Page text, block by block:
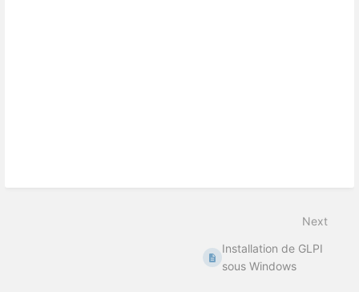
Next
Installation de GLPI
sous Windows